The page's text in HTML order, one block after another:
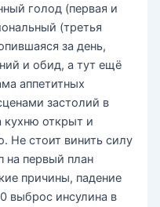
голод (первая и
(третья
за день,
и обид, а тут ещё
аппетитных
застолий в
открыт и
Не стоит винить силу
на первый план
причины, падение
выброс инсулина в